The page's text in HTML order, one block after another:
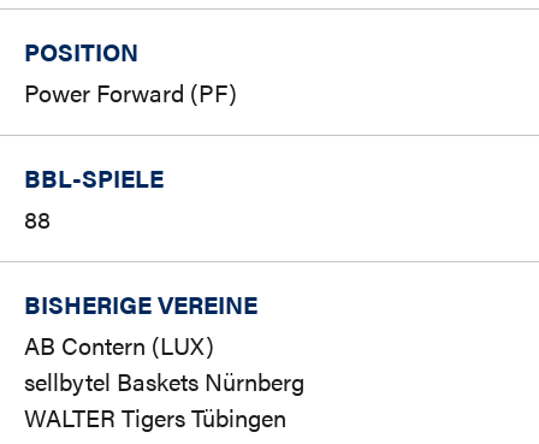
POSITION
Power Forward (PF)
BBL-SPIELE
88
BISHERIGE VEREINE
AB Contern (LUX)
sellbytel Baskets Nürnberg
WALTER Tigers Tübingen